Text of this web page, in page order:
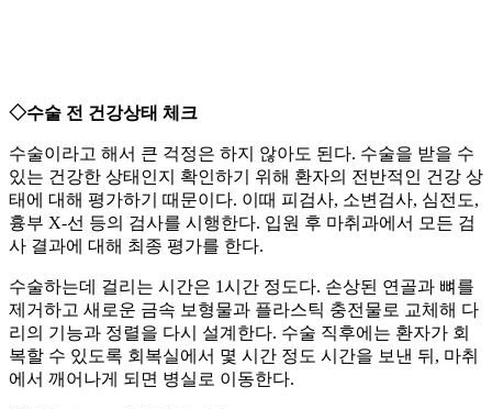
◇수술 전 건강상태 체크
수술이라고 해서 큰 걱정은 하지 않아도 된다. 수술을 받을 수
있는 건강한 상태인지 확인하기 위해 환자의 전반적인 건강 상
태에 대해 평가하기 때문이다. 이때 피검사, 소변검사, 심전도,
흉부 X-선 등의 검사를 시행한다. 입원 후 마취과에서 모든 검
사 결과에 대해 최종 평가를 한다.
수술하는데 걸리는 시간은 1시간 정도다. 손상된 연골과 뼈를
제거하고 새로운 금속 보형물과 플라스틱 충전물로 교체해 다
리의 기능과 정렬을 다시 설계한다. 수술 직후에는 환자가 회
복할 수 있도록 회복실에서 몇 시간 정도 시간을 보낸 뒤, 마취
에서 깨어나게 되면 병실로 이동한다.